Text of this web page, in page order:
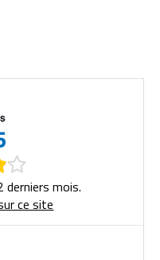
derniers mois.
ce site